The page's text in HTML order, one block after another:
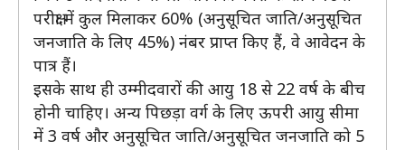
परीक्षा में कुल मिलाकर 60% (अनुसूचित जाति/अनुसूचित
जनजाति के लिए 45%) नंबर प्राप्त किए हैं, वे आवेदन के
पात्र हैं।
इसके साथ ही उम्मीदवारों की आयु 18 से 22 वर्ष के बीच
होनी चाहिए। अन्य पिछड़ा वर्ग के लिए ऊपरी आयु सीमा
में 3 वर्ष और अनुसूचित जाति/अनुसूचित जनजाति को 5